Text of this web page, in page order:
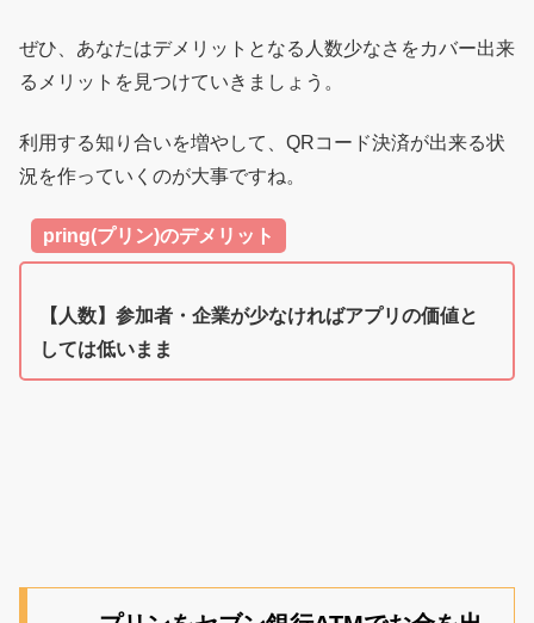
ぜひ、あなたはデメリットとなる人数少なさをカバー出来
るメリットを見つけていきましょう。
利用する知り合いを増やして、QRコード決済が出来る状
況を作っていくのが大事ですね。
pring(プリン)のデメリット
【人数】参加者・企業が少なければアプリの価値と
しては低いまま